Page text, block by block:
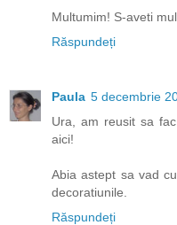
Multumim! S-aveti
Răspundeți
Paula 5 decembrie
Ura, am reusit sa
aici!
Abia astept sa vad
decoratiunile.
Răspundeți